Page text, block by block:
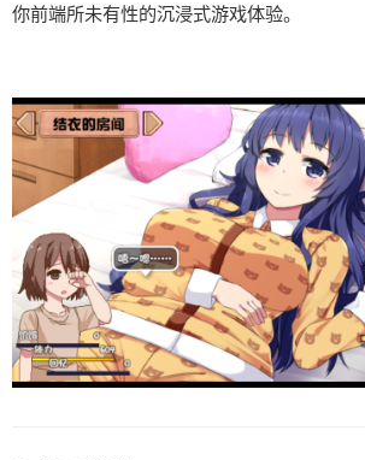
你前端所未有性的沉浸式游戏体验。